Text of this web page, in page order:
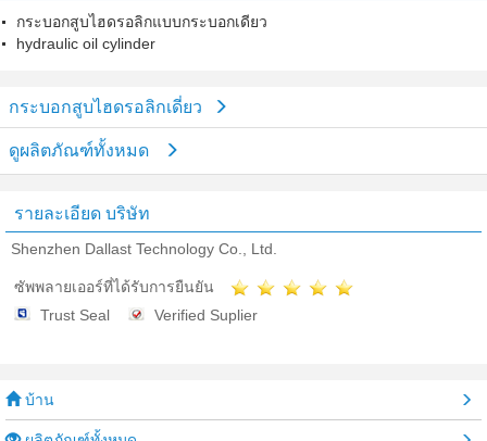
กระบอกสูบไฮดรอลิกแบบกระบอกเดียว
hydraulic oil cylinder
กระบอกสูบไฮดรอลิกเดี่ยว
ดูผลิตภัณฑ์ทั้งหมด
รายละเอียด บริษัท
Shenzhen Dallast Technology Co., Ltd.
ซัพพลายเออร์ที่ได้รับการยืนยัน
Trust Seal
Verified Suplier
บ้าน